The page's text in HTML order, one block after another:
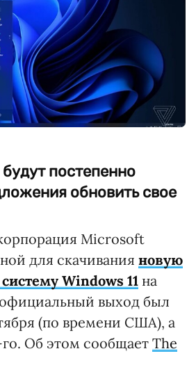
постепенно
обновить свое
Microsoft
для скачивания новую
Windows 11 на
выход был
(по времени США), а
Об этом сообщает The